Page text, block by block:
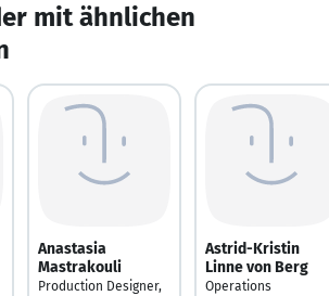
mit ähnlichen
Anastasia
Mastrakouli
Production Designer,
Astrid-Kristin
Linne von Berg
Operations